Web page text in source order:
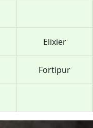
Elixier
Fortipur